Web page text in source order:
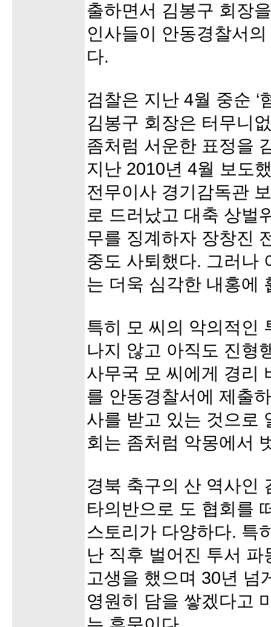
출하면서 김봉구 회장
인사들이 안동경찰서
다.
검찰은 지난 4월 중순 ‘
김봉구 회장은 터무니
좀처럼 서운한 표정을
지난 2010년 4월 보도
전무이사 경기감독관
로 드러났고 대축 상벌
무를 징계하자 장창진
중도 사퇴했다. 그러나
는 더욱 심각한 내홍에
특히 모 씨의 악의적인
나지 않고 아직도 진형
사무국 모 씨에게 경리
를 안동경찰서에 제출
사를 받고 있는 것으로
회는 좀처럼 악몽에서
경북 축구의 산 역사인
타의반으로 도 협회를
스토리가 다양하다. 특
난 직후 벌어진 투서
고생을 했으며 30년 넘
영원히 담을 쌓겠다고